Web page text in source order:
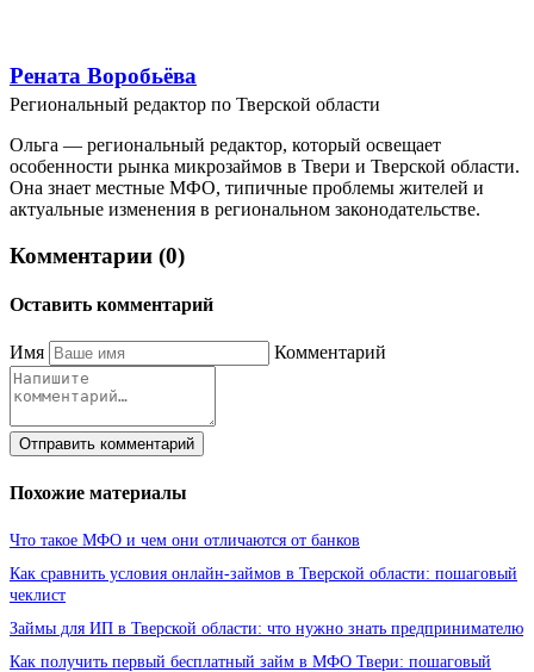
Рената Воробьёва
Региональный редактор по Тверской области
Ольга — региональный редактор, который освещает
особенности рынка микрозаймов в Твери и Тверской области.
Она знает местные МФО, типичные проблемы жителей и
актуальные изменения в региональном законодательстве.
Комментарии (0)
Оставить комментарий
Имя Комментарий
Отправить комментарий
Похожие материалы
Что такое МФО и чем они отличаются от банков
Как сравнить условия онлайн-займов в Тверской области: пошаговый
чеклист
Займы для ИП в Тверской области: что нужно знать предпринимателю
Как получить первый бесплатный займ в МФО Твери: пошаговый